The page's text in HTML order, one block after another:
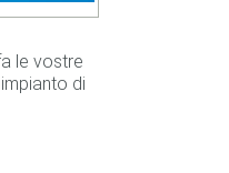
le vostre
di